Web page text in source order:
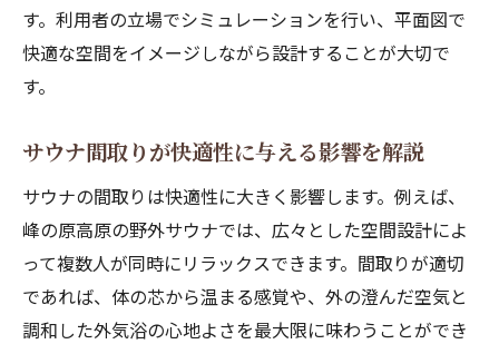
す。利用者の立場でシミュレーションを行い、平面図で
快適な空間をイメージしながら設計することが大切で
す。
サウナ間取りが快適性に与える影響を解説
サウナの間取りは快適性に大きく影響します。例えば、
峰の原高原の野外サウナでは、広々とした空間設計によ
って複数人が同時にリラックスできます。間取りが適切
であれば、体の芯から温まる感覚や、外の澄んだ空気と
調和した外気浴の心地よさを最大限に味わうことができ